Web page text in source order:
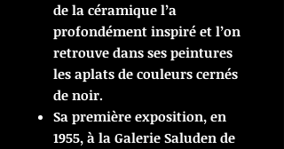
de la céramique l’a
profondément inspiré et l’on
retrouve dans ses peintures
les aplats de couleurs cernés
de noir.
Sa première exposition, en
1955, à la Galerie Saluden de